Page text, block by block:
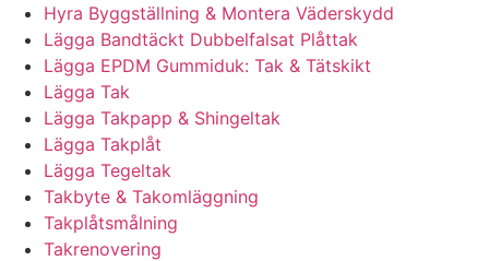
Hyra Byggställning & Montera Väderskydd
Lägga Bandtäckt Dubbelfalsat Plåttak
Lägga EPDM Gummiduk: Tak & Tätskikt
Lägga Tak
Lägga Takpapp & Shingeltak
Lägga Takplåt
Lägga Tegeltak
Takbyte & Takomläggning
Takplåtsmålning
Takrenovering